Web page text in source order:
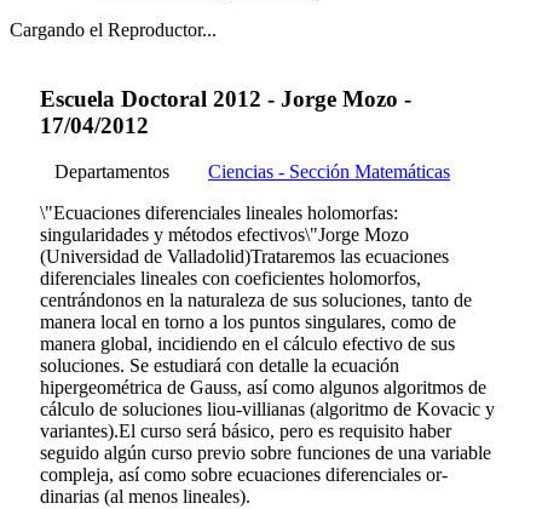
Cargando el Reproductor...
Escuela Doctoral 2012 - Jorge Mozo -
17/04/2012
Departamentos
Ciencias - Sección Matemáticas
\"Ecuaciones diferenciales lineales holomorfas:
singularidades y métodos efectivos\"Jorge Mozo
(Universidad de Valladolid)Trataremos las ecuaciones
diferenciales lineales con coeficientes holomorfos,
centrándonos en la naturaleza de sus soluciones, tanto de
manera local en torno a los puntos singulares, como de
manera global, incidiendo en el cálculo efectivo de sus
soluciones. Se estudiará con detalle la ecuación
hipergeométrica de Gauss, así como algunos algoritmos de
cálculo de soluciones liou-villianas (algoritmo de Kovacic y
variantes).El curso será básico, pero es requisito haber
seguido algún curso previo sobre funciones de una variable
compleja, así como sobre ecuaciones diferenciales or-
dinarias (al menos lineales).